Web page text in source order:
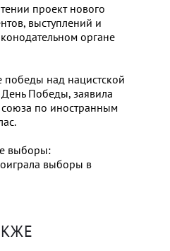
проект нового
выступлений и
органе
победы над нацистской
Победы, заявила
союза по иностранным
выборы:
выборы в